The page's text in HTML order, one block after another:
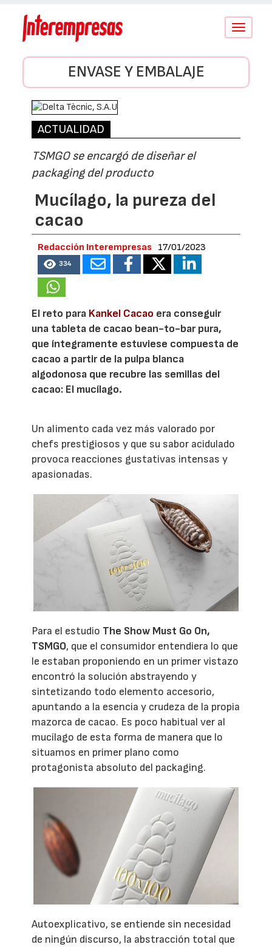
Conmutar
ENVASE Y EMBALAJE
ACTUALIDAD
TSMGO se encargó de diseñar el
packaging del producto
Mucílago, la pureza del
cacao
Redacción Interempresas 17/01/2023
334
El reto para Kankel Cacao era conseguir
una tableta de cacao bean-to-bar pura,
que íntegramente estuviese compuesta de
cacao a partir de la pulpa blanca
algodonosa que recubre las semillas del
cacao: El mucílago.
Un alimento cada vez más valorado por
chefs prestigiosos y que su sabor acidulado
provoca reacciones gustativas intensas y
apasionadas.
Para el estudio The Show Must Go On,
TSMGO, que el consumidor entendiera lo que
le estaban proponiendo en un primer vistazo
encontró la solución abstrayendo y
sintetizando todo elemento accesorio,
apuntando a la esencia y crudeza de la propia
mazorca de cacao. Es poco habitual ver al
mucílago de esta forma de manera que lo
situamos en primer plano como
protagonista absoluto del packaging.
Autoexplicativo, se entiende sin necesidad
de ningún discurso, la abstracción total que